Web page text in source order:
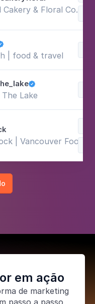
Cakery & Floral Co. -
| food & travel

Lake
| Vancouver Food &
em ação
de marketing
passo a passo